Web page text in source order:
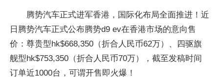
腾势汽车正式进军香港，国际化布局全面推进！近
日腾势汽车正式公布腾势d9 ev在香港市场的意向售
价：尊贵型hk$668,350（折合人民币62万）、四驱旗
舰型hk$753,350（折合人民币70万），截至发稿时间
订单近1000台，可谓开售即火爆！